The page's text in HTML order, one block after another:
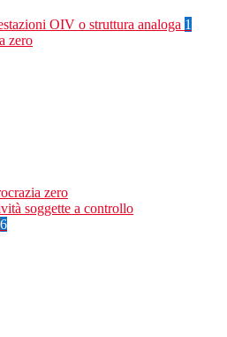
OIV o struttura analoga 1
zero
zero
soggette a controllo
6